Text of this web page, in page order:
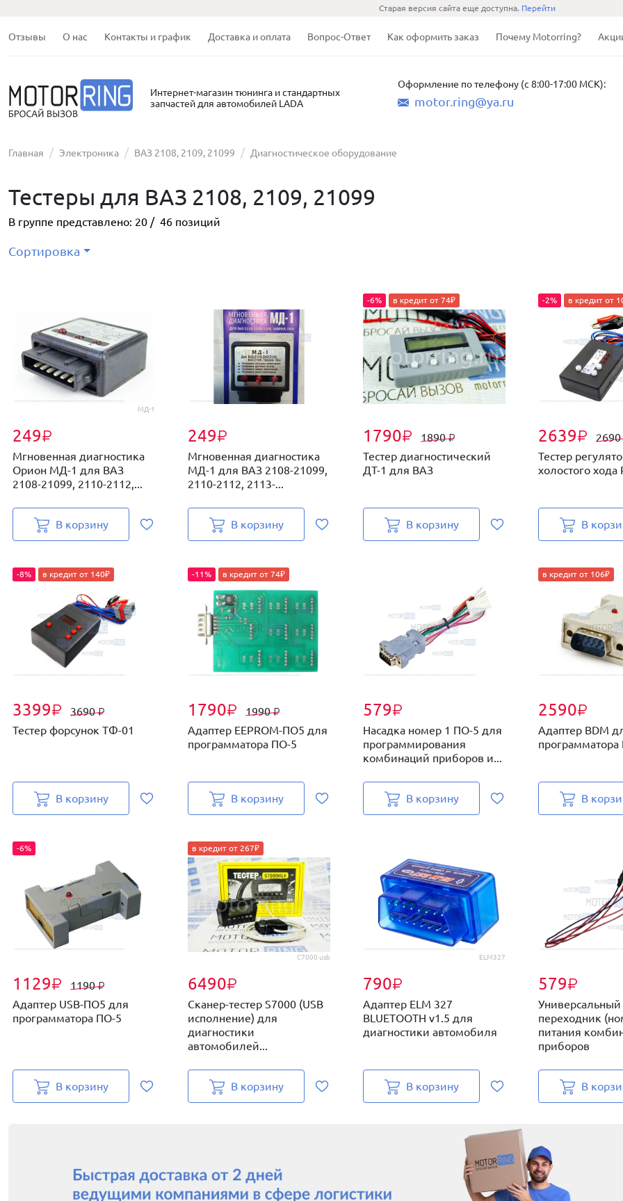
Старая версия сайта еще доступна. Перейти
Отзывы О нас Контакты и график Доставка и оплата Вопрос-Ответ Как оформить заказ Почему Motorring?
Интернет-магазин тюнинга и стандартных
запчастей для автомобилей LADA
Оформление по телефону (с 8:00-17:00 МСК):
motor.ring@ya.ru
Главная Электроника ВАЗ 2108, 2109, 21099 Диагностическое оборудование
Тестеры для ВАЗ 2108, 2109, 21099
В группе представлено: 20 / 46 позиций
Сортировка
МД-1
249₽
Мгновенная диагностика
Орион МД-1 для ВАЗ
2108-21099, 2110-2112,...
В корзину
249₽
Мгновенная диагностика
МД-1 для ВАЗ 2108-21099,
2110-2112, 2113-...
В корзину
1790₽ 1890₽
-6% в кредит от 74₽
Тестер диагностический
ДТ-1 для ВАЗ
В корзину
2639₽ 2690
-2% в кредит от
Тестер
холостого хода
В
3399₽ 3690₽
-8% в кредит от 140₽
Тестер форсунок ТФ-01
В корзину
1790₽ 1990₽
-11% в кредит от 74₽
Адаптер EEPROM-ПО5 для
программатора ПО-5
В корзину
579₽
Насадка номер 1 ПО-5 для
программирования
комбинаций приборов и...
В корзину
2590₽
в кредит от 106₽
Адаптер BDM
В
1129₽ 1190₽
-6%
Адаптер USB-ПО5 для
программатора ПО-5
В корзину
C7000 usb
6490₽
в кредит от 267₽
Сканер-тестер S7000 (USB
исполнение) для
диагностики
автомобилей...
В корзину
ELM327
790₽
Адаптер ELM 327
BLUETOOTH v1.5 для
диагностики автомобиля
В корзину
579₽
Универсальный
переходник
питания
приборов
В